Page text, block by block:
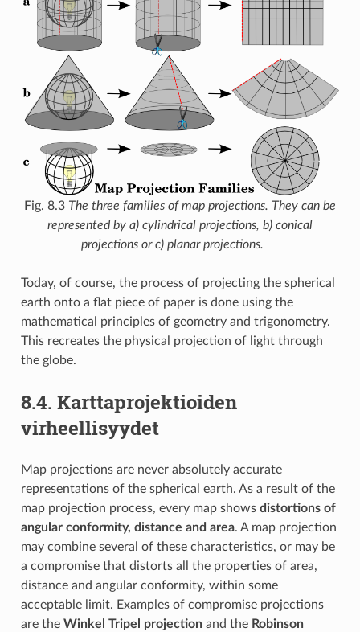
Fig. 8.3 The three families of map projections. They can be
represented by a) cylindrical projections, b) conical
projections or c) planar projections.
Today, of course, the process of projecting the spherical
earth onto a flat piece of paper is done using the
mathematical principles of geometry and trigonometry.
This recreates the physical projection of light through
the globe.
8.4. Karttaprojektioiden
virheellisyydet
Map projections are never absolutely accurate
representations of the spherical earth. As a result of the
map projection process, every map shows distortions of
angular conformity, distance and area. A map projection
may combine several of these characteristics, or may be
a compromise that distorts all the properties of area,
distance and angular conformity, within some
acceptable limit. Examples of compromise projections
are the Winkel Tripel projectionand the Robinson